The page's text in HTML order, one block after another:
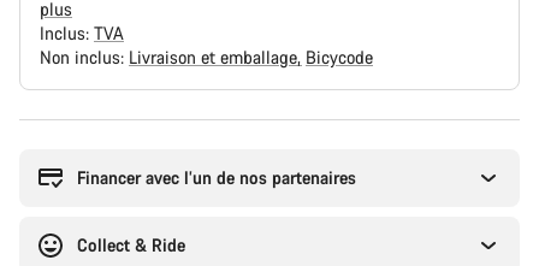
plus
Inclus: TVA
Non inclus: Livraison et emballage Bicycode
Financer avec l’un de nos partenaires
Collect & Ride